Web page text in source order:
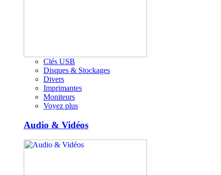
Clés USB
Disques & Stockages
Divers
Imprimantes
Moniteurs
Voyez plus
Audio & Vidéos